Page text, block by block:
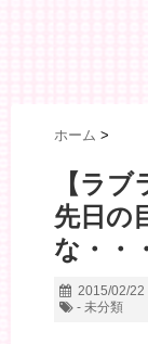
ホーム >
【ラ
先日の
な・・
2015/02/22
- 未分類